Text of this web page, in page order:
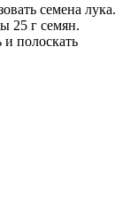
семена лука.
25 г семян.
и полоскать